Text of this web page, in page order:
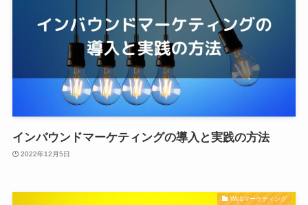
インバウンドマーケティングの導入と実践の方法
2022年12月5日
Webマーケティング